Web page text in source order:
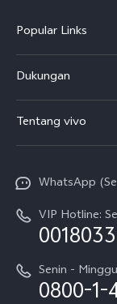
Popular Links
T5
T5 Pro
V70
V70 FE
Y05
X300 Pro
Dukungan
Service Center
Funtouch OS
Pembaruan Sistem
Harga Spare Part
Otentikasi IMEI
Tentang vivo
Sejarah
Berita
Pemberitahuan
WhatsApp
VIP Hotline:
Senin -
0800-1-